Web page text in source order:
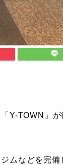
Y-TOWN」が
ムなどを完備